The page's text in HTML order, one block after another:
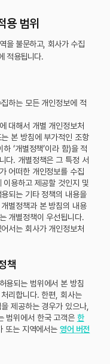
용 범위
을 불문하고, 회사가 수집
적용됩니다.
하는 모든 개인정보에 적
대해서 개별 개인정보처
본 방침에 부가적인 조항
‘개별정책’이라 함)을 적
다. 개별정책은 그 특정 서
어떠한 개인정보를 수집
이용하고 제공할 것인지 및
되는 기타 정책의 내용을
별정책과 본 방침의 내용
개별정책이 우선됩니다.
서는 회사가 개인정보처
책
용되는 범위에서 본 방침
처리합니다.한편, 회사는
제공하는 경우가 있으나,
범위에서 한국 고객은 한
또는 지역에서는 영어 버전